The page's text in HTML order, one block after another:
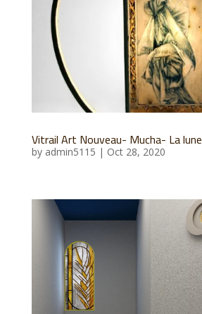
Vitrail Art Nouveau- Mucha- La lune
by admin5115 | Oct 28, 2020